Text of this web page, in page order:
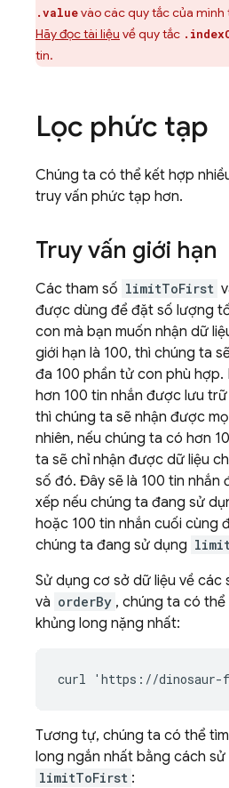
.valuevào các quy tắc của
Hãy đọc tài liệu về quy tắc
tin.
Lọc phức tạp
Chúng ta có thể kết hợp
truy vấn phức tạp hơn.
Truy vấn giới hạn
Các tham số limitToFirst
được dùng để đặt số lượng
con mà bạn muốn nhận dữ
giới hạn là 100, thì chúng ta
đa 100 phần tử con phù hợp.
hơn 100 tin nhắn được lưu
thì chúng ta sẽ nhận được
nhiên, nếu chúng ta có hơn
ta sẽ chỉ nhận được dữ liệu
số đó. Đây sẽ là 100 tin nhắn
xếp nếu chúng ta đang sử
hoặc 100 tin nhắn cuối cùng
chúng ta đang sử dụng
Sử dụng cơ sở dữ liệu về các
và orderBy , chúng ta có
khủng long nặng nhất:
Tương tự, chúng ta có thể
long ngắn nhất bằng cách sử
limitToFirst :